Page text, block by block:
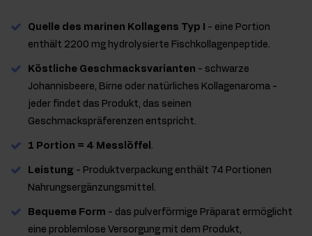
Quelle des marinen Kollagens Typ I
- eine Portion
enthält 2200 mg hydrolysierte Fischkollagenpeptide.
Köstliche Geschmacksvarianten - schwarze
Johannisbeere, Birne oder natürliches Kollagenaroma -
jeder findet das Produkt, das seinen
Geschmackspräferenzen entspricht.
1 Portion = 4 Messlöffel .
Leistung - Produktverpackung enthält 74 Portionen
Nahrungsergänzungsmittel.
Bequeme Form - das pulverförmige Präparat ermöglicht
eine problemlose Versorgung mit dem Produkt,